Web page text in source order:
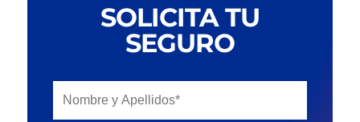
SOLICITA TU
SEGURO